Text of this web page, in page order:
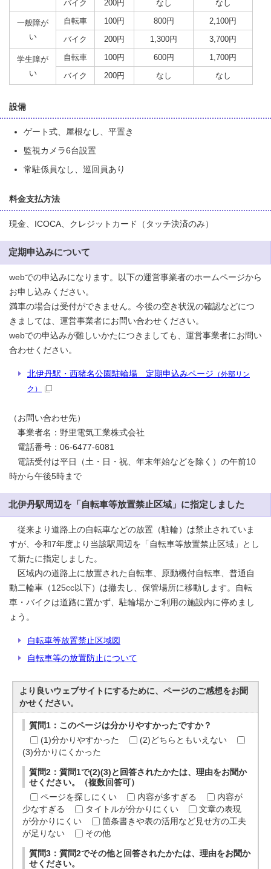
バイク 200円 なし なし
一般障が
い
自転車 100円 800円
2,100円
バイク
200円 1,300円 3,700円
学生障が
い
自転車 100円 600円
1,700円
バイク
200円 なし なし
設備
ゲート式、屋根なし、平置き
監視カメラ6台設置
常駐係員なし、巡回員あり
料金支払方法
現金、ICOCA、クレジットカード（タッチ決済のみ）
定期申込みについて
webでの申込みになります。以下の運営事業者のホームページから
お申し込みください。
満車の場合は受付ができません。今後の空き状況の確認などにつ
きましては、運営事業者にお問い合わせください。
webでの申込みが難しいかたにつきましても、運営事業者にお問い
合わせください。
北伊丹駅・西猪名公園駐輪場 定期申込みページ （外部リン
ク）
（お問い合わせ先）
事業者名：野里電気工業株式会社
電話番号：06-6477-6081
電話受付は平日（土・日・祝、年末年始などを除く）の午前10
時から午後5時まで
北伊丹駅周辺を「自転車等放置禁止区域」に指定しました
従来より道路上の自転車などの放置（駐輪）は禁止されていま
すが、令和7年度より当該駅周辺を「自転車等放置禁止区域」とし
て新たに指定しました。
区域内の道路上に放置された自転車、原動機付自転車、普通自
動二輪車（125cc以下）は撤去し、保管場所に移動します。自転
車・バイクは道路に置かず、駐輪場かご利用の施設内に停めまし
ょう。
自転車等放置禁止区域図
自転車等の放置防止について
より良いウェブサイトにするために、ページのご感想をお聞
かせください。
質問1：このページは分かりやすかったですか？
(1)分かりやすかった
(2)どちらともいえない
(3)分かりにくかった
質問2：質問1で(2)(3)と回答されたかたは、理由をお聞か
せください。（複数回答可）
ページを探しにくい
内容が多すぎる
内容が
少なすぎる
タイトルが分かりにくい
文章の表現
が分かりにくい
箇条書きや表の活用など見せ方の工夫
が足りない
その他
質問3：質問2でその他と回答されたかたは、理由をお聞か
せください。